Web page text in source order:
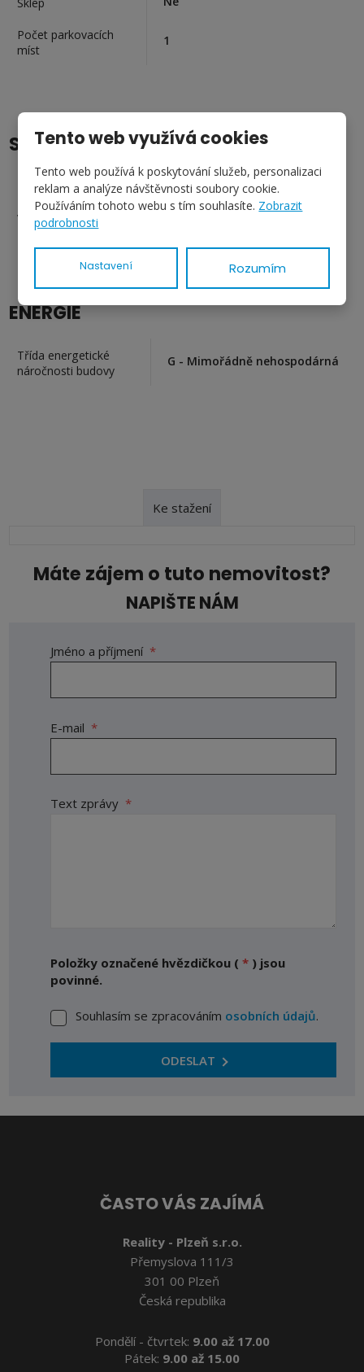
Počet parkovacích
míst
1
SÍTĚ A ENERGIE
Elektro 230V Ano
Vodovod
ENERGIE
Třída energetické
náročnosti budovy
G - Mimořádně nehospodárná
Ke stažení
Máte zájem o tuto nemovitost?
NAPIŠTE NÁM
Jméno a příjmení *
E-mail *
Text zprávy *
Položky označené hvězdičkou ( * ) jsou
povinné.
SouhlasímSouhlasím se zpracováním osobních údajů.
ODESLAT
ČASTO VÁS ZAJÍMÁ
Reality - Plzeň s.r.o.
Přemyslova 111/3
301 00 Plzeň
Česká republika
Pondělí - čtvrtek: 9.00 až 17.00
Pátek: 9.00 až 15.00
Tento web využívá cookies
Tento web používá k poskytování služeb, personalizaci
reklam a analýze návštěvnosti soubory cookie.
Používáním tohoto webu s tím souhlasíte. Zobrazit
podrobnosti
Nastavení Rozumím